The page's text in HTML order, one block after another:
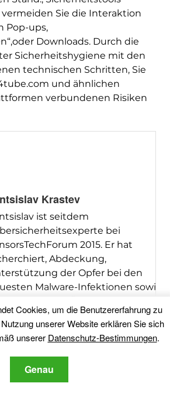
Sie die Interaktion
Pop-ups,
Downloads. Durch die
Sicherheitshygiene mit den
technischen Schritten, Sie
und ähnlichen
verbundenen Risiken
Krastev
ist seitdem
bei
2015. Er hat
Abdeckung,
der Opfer bei den
Malware-Infektionen sowie
und den neuesten
Entwicklungen.
auch graduierte-Marketing,
hat auch eine Leidenschaft
das Erlernen neuer Veränderungen
Innovationen in der
Cookies, um die Benutzererfahrung zu
unserer Website erklären Sie sich
unserer Datenschutz-Bestimmungen.
Genau